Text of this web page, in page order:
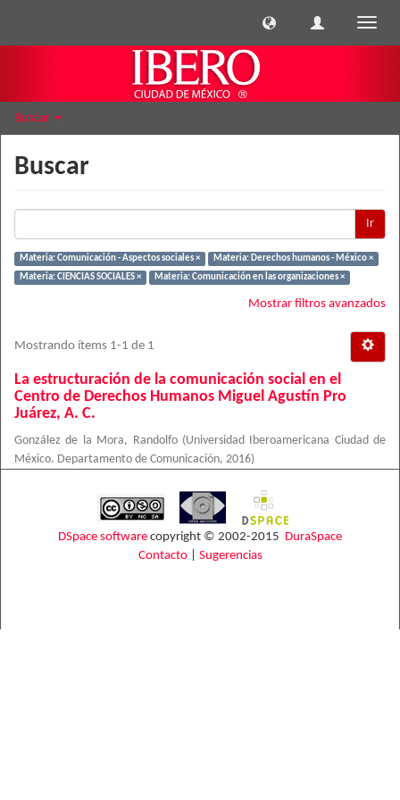
Buscar
Buscar
Ir
Materia: Comunicación - Aspectos sociales ×
Materia: Derechos humanos - México ×
Materia: CIENCIAS SOCIALES ×
Materia: Comunicación en las organizaciones ×
Mostrar filtros avanzados
Mostrando ítems 1-1 de 1
La estructuración de la comunicación social en el
Centro de Derechos Humanos Miguel Agustín Pro
Juárez, A. C.
González de la Mora, Randolfo (Universidad Iberoamericana Ciudad de
México. Departamento de Comunicación, 2016)
DSpace software copyright © 2002-2015 DuraSpace
Contacto| Sugerencias